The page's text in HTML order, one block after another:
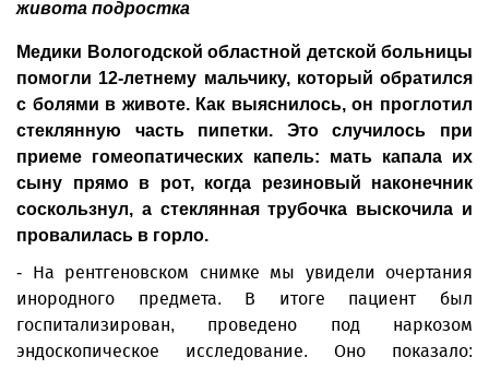
живота подростка
Медики Вологодской областной детской больницы
помогли 12-летнему мальчику, который обратился
с болями в животе. Как выяснилось, он проглотил
стеклянную часть пипетки. Это случилось при
приеме гомеопатических капель: мать капала их
сыну прямо в рот, когда резиновый наконечник
соскользнул, а стеклянная трубочка выскочила и
провалилась в горло.
- На рентгеновском снимке мы увидели очертания
инородного предмета. В итоге пациент был
госпитализирован, проведено под наркозом
эндоскопическое исследование. Оно показало: